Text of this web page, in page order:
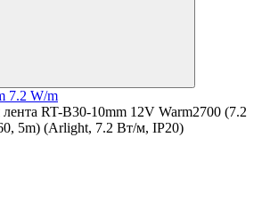
7.2 W/m
RT-B30-10mm 12V Warm2700 (7.2
5m) (Arlight, 7.2 Вт/м, IP20)